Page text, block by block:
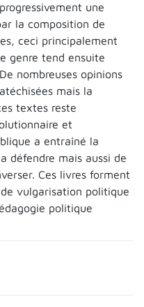
une
la composition de
ceci principalement
genre tend ensuite
nombreuses opinions
mais la
textes reste
et
a entraîné la
défendre mais aussi de
Ces livres forment
vulgarisation politique
politique